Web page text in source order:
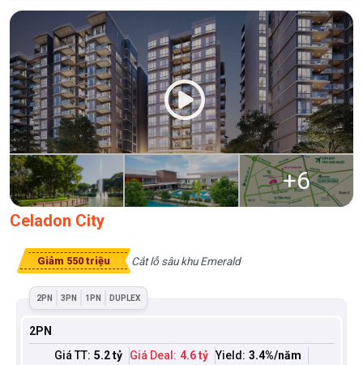
+6
Celadon City
Giảm 550 triệu Cắt lỗ sâu khu Emerald
2PN 3PN 1PN DUPLEX
2PN
Giá TT: 5.2 tỷ Giá Deal: 4.6 tỷ Yield: 3.4%/năm